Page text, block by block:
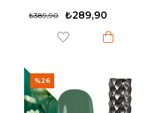
₺289,90
₺389,90
%26